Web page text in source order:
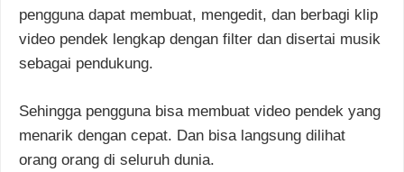
pengguna dapat membuat, mengedit, dan berbagi klip
video pendek lengkap dengan filter dan disertai musik
sebagai pendukung.
Sehingga pengguna bisa membuat video pendek yang
menarik dengan cepat. Dan bisa langsung dilihat
orang orang di seluruh dunia.